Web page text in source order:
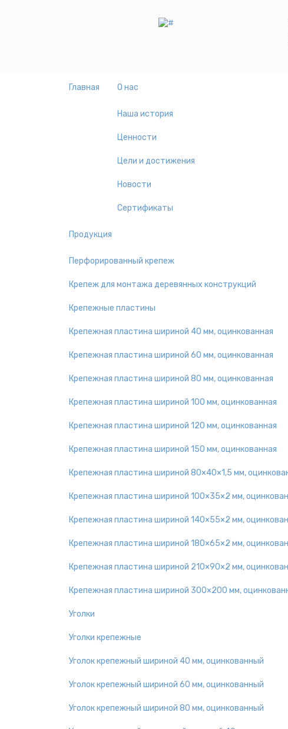
Главная О нас
Наша история
Ценности
Цели и достижения
Новости
Сертификаты
Продукция
Перфорированный крепеж
Крепеж для монтажа деревянных конструкций
Крепежные пластины
Крепежная пластина шириной 40 мм, оцинкованная
Крепежная пластина шириной 60 мм, оцинкованная
Крепежная пластина шириной 80 мм, оцинкованная
Крепежная пластина шириной 100 мм, оцинкованная
Крепежная пластина шириной 120 мм, оцинкованная
Крепежная пластина шириной 150 мм, оцинкованная
Крепежная пластина шириной 80×40×1,5 мм,
Крепежная пластина шириной 100×35×2 мм,
Крепежная пластина шириной 140×55×2 мм,
Крепежная пластина шириной 180×65×2 мм,
Крепежная пластина шириной 210×90×2 мм,
Крепежная пластина шириной 300×200 мм,
Уголки
Уголки крепежные
Уголок крепежный шириной 40 мм, оцинкованный
Уголок крепежный шириной 60 мм, оцинкованный
Уголок крепежный шириной 80 мм, оцинкованный